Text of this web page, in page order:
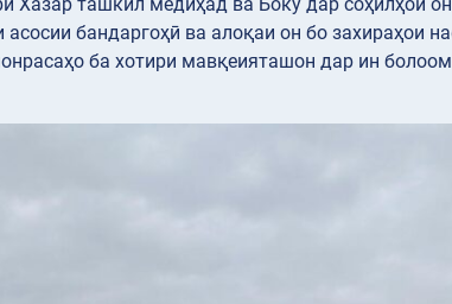
бандаргоҳӣ ва алоқаи он бо захираҳои
ба хотири мавқеияташон дар ин